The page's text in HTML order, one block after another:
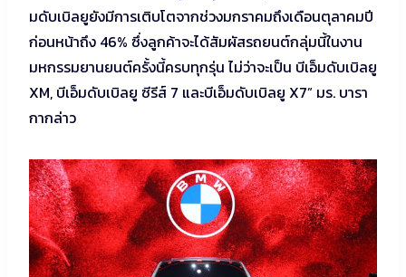
มดับเบิลยูยังมีการเติบโตจากช่วงมกราคมถึงเดือนตุลาคมปี
ก่อนหน้าถึง 46% ซึ่งลูกค้าจะได้สัมผัสรถยนต์กลุ่มนี้ในงาน
มหกรรมยานยนต์ครั้งนี้ครบทุกรุ่น ไม่ว่าจะเป็น บีเอ็มดับเบิลยู
XM, บีเอ็มดับเบิลยู ซีรีส์ 7 และบีเอ็มดับเบิลยู X7” มร. บารา
กากล่าว